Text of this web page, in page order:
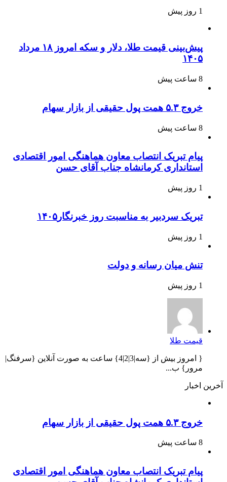
1 روز پیش
پیش‌بینی قیمت طلا، دلار و سکه امروز ۱۸ مرداد
۱۴۰۵
8 ساعت پیش
خروج ۵.۳ همت پول حقیقی از بازار سهام
8 ساعت پیش
پیام تبریک انتصاب معاون هماهنگی امور اقتصادی
استانداری کرمانشاه جناب آقای حسن
1 روز پیش
تبریک سردبیر به مناسبت روز خبرنگار۱۴۰۵
1 روز پیش
تنش میان رسانه و دولت
1 روز پیش
قیمت طلا
{ امروز بیش از {سه|3|2|4} ساعت به صورت آنلاین {سرفنگ|
مرور} ب...
آخرین اخبار
خروج ۵.۳ همت پول حقیقی از بازار سهام
8 ساعت پیش
پیام تبریک انتصاب معاون هماهنگی امور اقتصادی